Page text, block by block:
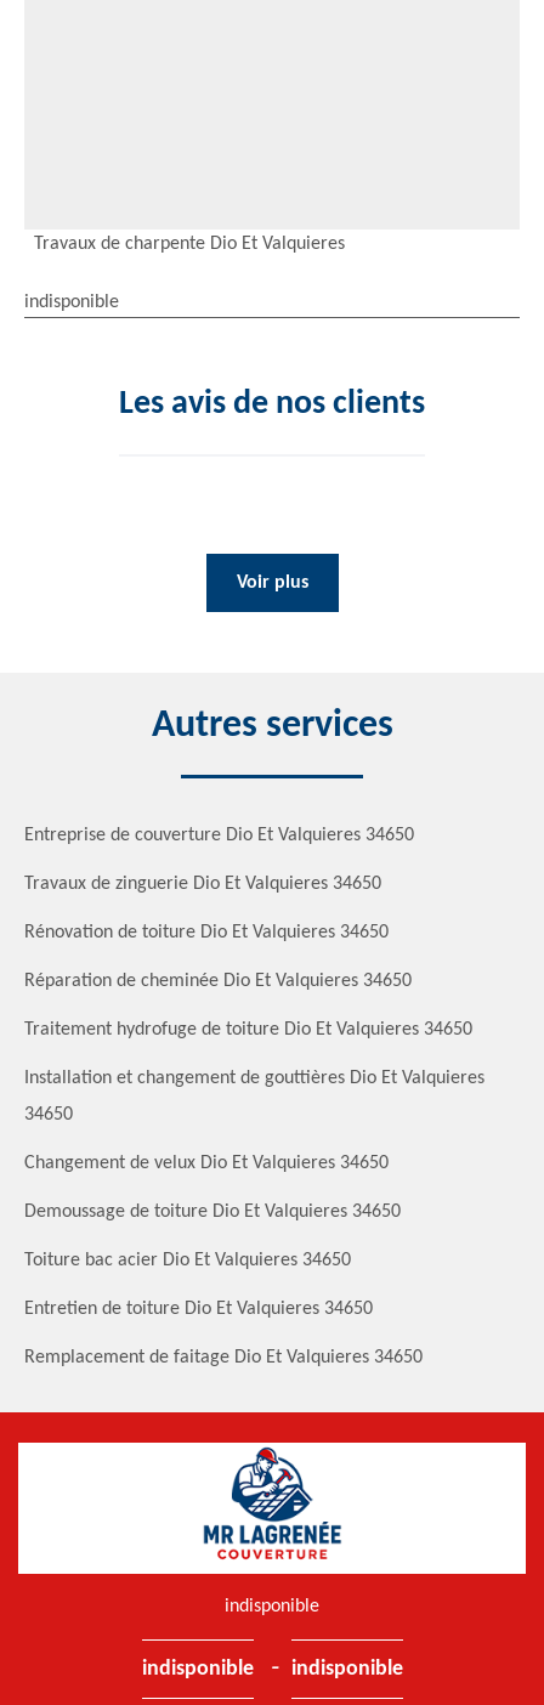
Travaux de charpente Dio Et Valquieres
indisponible
Les avis de nos clients
Voir plus
Autres services
Entreprise de couverture Dio Et Valquieres 34650
Travaux de zinguerie Dio Et Valquieres 34650
Rénovation de toiture Dio Et Valquieres 34650
Réparation de cheminée Dio Et Valquieres 34650
Traitement hydrofuge de toiture Dio Et Valquieres 34650
Installation et changement de gouttières Dio Et Valquieres
34650
Changement de velux Dio Et Valquieres 34650
Demoussage de toiture Dio Et Valquieres 34650
Toiture bac acier Dio Et Valquieres 34650
Entretien de toiture Dio Et Valquieres 34650
Remplacement de faitage Dio Et Valquieres 34650
indisponible
indisponible - indisponible